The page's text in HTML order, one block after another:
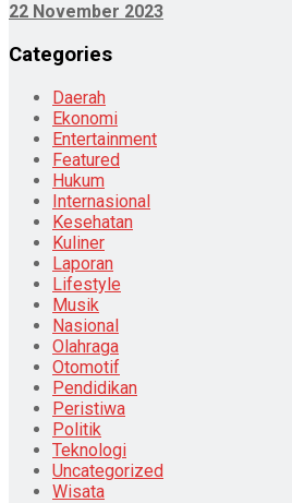
22 November 2023
Categories
Daerah
Ekonomi
Entertainment
Featured
Hukum
Internasional
Kesehatan
Kuliner
Laporan
Lifestyle
Musik
Nasional
Olahraga
Otomotif
Pendidikan
Peristiwa
Politik
Teknologi
Uncategorized
Wisata